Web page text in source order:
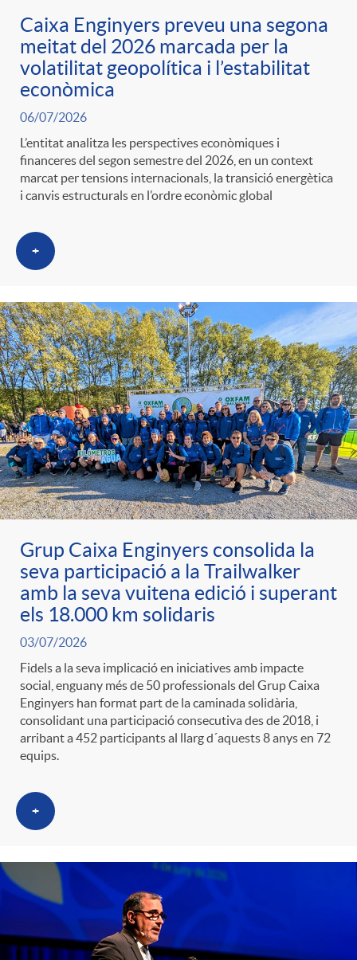
Caixa Enginyers preveu una segona
meitat del 2026 marcada per la
volatilitat geopolítica i l’estabilitat
econòmica
06/07/2026
L’entitat analitza les perspectives econòmiques i
financeres del segon semestre del 2026, en un context
marcat per tensions internacionals, la transició energètica
i canvis estructurals en l’ordre econòmic global
+
Grup Caixa Enginyers consolida la
seva participació a la Trailwalker
amb la seva vuitena edició i superant
els 18.000 km solidaris
03/07/2026
Fidels a la seva implicació en iniciatives amb impacte
social, enguany més de 50 professionals del Grup Caixa
Enginyers han format part de la caminada solidària,
consolidant una participació consecutiva des de 2018, i
arribant a 452 participants al llarg d´aquests 8 anys en 72
equips.
+